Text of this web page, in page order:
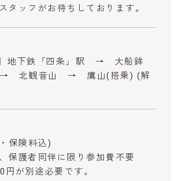
タッフがお待ちしております。
】地下鉄「四条」駅 → 大船鉾
北観音山 → 鷹山(搭乗) (解
保険料込)
保護者同伴に限り参加費不要
が別途必要です。